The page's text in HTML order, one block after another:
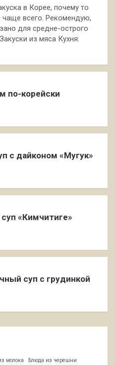
в Корее, почему то
всего. Рекомендую,
для средне-острого
из мяса Кухня:
по-корейски
с дайконом «Мугук»
«Кимчитиге»
суп с грудинкой
молока Блюда из черешни